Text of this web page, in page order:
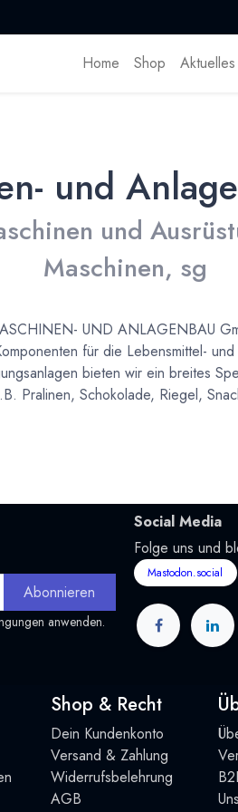
Home Shop Aktuelles
und
und
Maschinen, sg
UND ANLAGENBAU
für die Lebensmittel-
bieten wir ein breites
Pralinen, Schokolade, Riegel,
Abonnieren
anwenden.
Social Media
Folge uns und
Mastodon.social
Shop & Recht
Dein Kundenkonto
Versand & Zahlung
Widerrufsbelehrung
AGB